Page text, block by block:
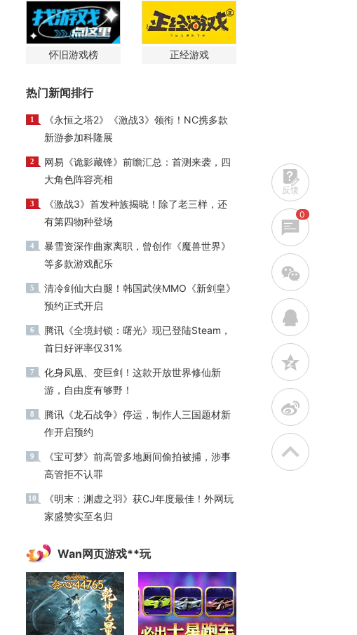
怀旧游戏榜 正经游戏
热门新闻排行
1
《永恒之塔2》《激战3》领衔！NC携多款
新游参加科隆展
2
网易《诡影藏锋》前瞻汇总：首测来袭，四
大角色阵容亮相
3
《激战3》首发种族揭晓！除了老三样，还
有第四物种登场
4
暴雪资深作曲家离职，曾创作《魔兽世界》
等多款游戏配乐
5
清冷剑仙大白腿！韩国武侠MMO《新剑皇》
预约正式开启
6
腾讯《全境封锁：曙光》现已登陆Steam，
首日好评率仅31%
7
化身凤凰、变巨剑！这款开放世界修仙新
游，自由度有够野！
8
腾讯《龙石战争》停运，制作人三国题材新
作开启预约
9
《宝可梦》前高管多地厕间偷拍被捕，涉事
高管拒不认罪
10
《明末：渊虚之羽》获CJ年度最佳！外网玩
家盛赞实至名归
Wan网页游戏**玩
反馈
0
w
q
z
t